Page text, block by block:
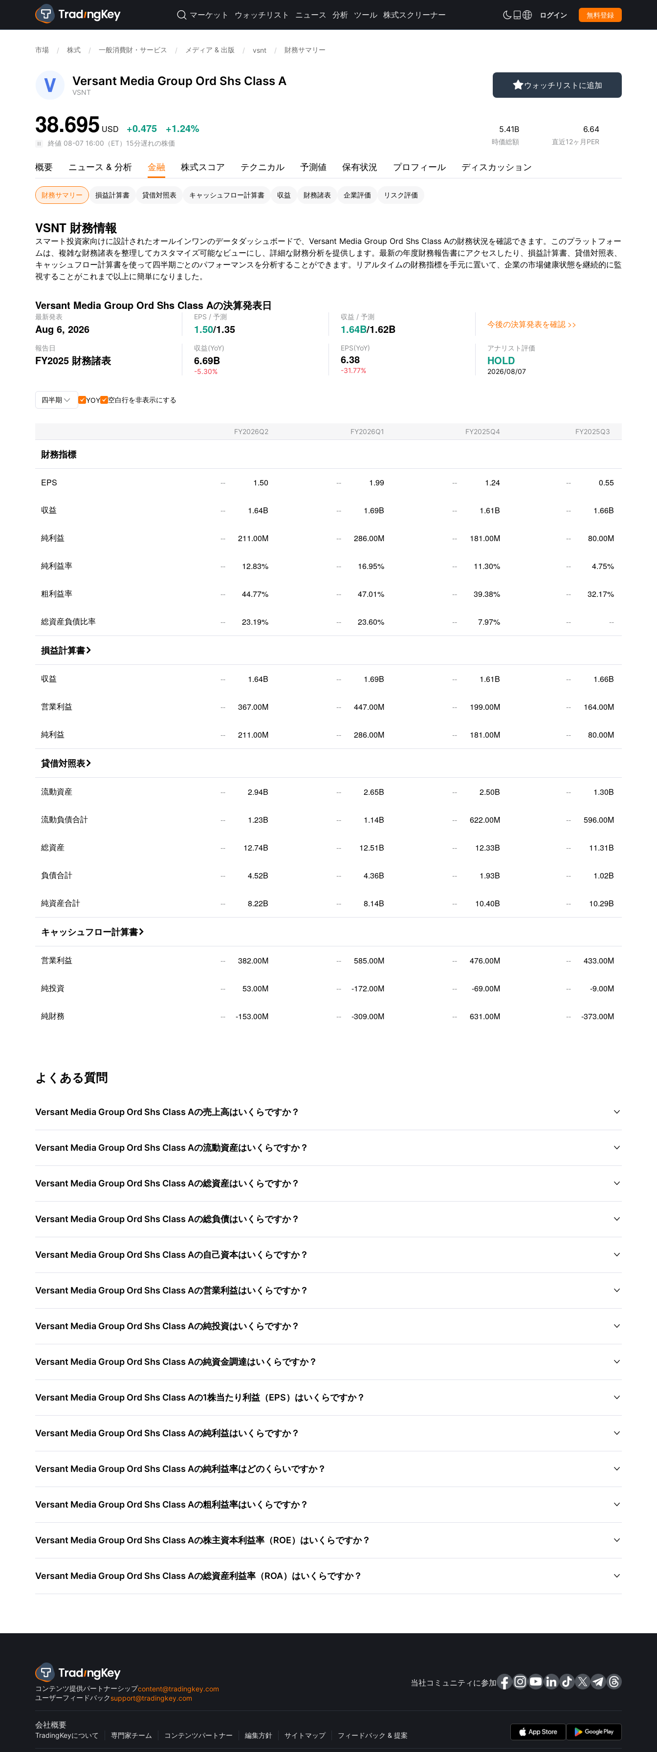
 マーケット ウォッチリスト ニュース 分析 ツール 株式スクリーナー  ログイン 無料登録
市場 / 株式 / 一般消費財・サービス / メディア & 出版 / vsnt / 財務サマリー
Versant Media Group Ord Shs Class A
VSNT
ウォッチリストに追加
38.695 USD +0.475 +1.24%
終値 08-07 16:00 （ET） 15分遅れの株価
5.41B
時価総額
6.64
直近12ヶ月PER
概要 ニュース & 分析 金融 株式スコア テクニカル 予測値 保有状況 プロフィール ディスカッション
財務サマリー 損益計算書 貸借対照表 キャッシュフロー計算書 収益 財務諸表 企業評価 リスク評価
VSNT 財務情報
スマート投資家向けに設計されたオールインワンのデータダッシュボードで、Versant Media Group Ord Shs Class Aの財務状況を確認できます。このプラットフォー
ムは、複雑な財務諸表を整理してカスタマイズ可能なビューにし、詳細な財務分析を提供します。最新の年度財務報告書にアクセスしたり、損益計算書、貸借対照表、
キャッシュフロー計算書を使って四半期ごとのパフォーマンスを分析することができます。リアルタイムの財務指標を手元に置いて、企業の市場健康状態を継続的に監
視することがこれまで以上に簡単になりました。
Versant Media Group Ord Shs Class Aの決算発表日
最新発表
Aug 6, 2026
EPS / 予測
1.50/1.35
収益 / 予測
1.64B/1.62B 今後の決算発表を確認 >>
報告日
FY2025 財務諸表
収益(YoY)
6.69B
-5.30%
EPS(YoY)
6.38
-31.77%
アナリスト評価
HOLD
2026/08/07
四半期 
四半期
年間
YOY  空白行を非表示にする
FY2026Q2 FY2026Q1 FY2025Q4 FY2025Q3
財務指標
EPS -- 1.50 -- 1.99 -- 1.24 -- 0.55
収益 -- 1.64B -- 1.69B -- 1.61B -- 1.66B
純利益 -- 211.00M -- 286.00M -- 181.00M -- 80.00M
純利益率 -- 12.83% -- 16.95% -- 11.30% -- 4.75%
粗利益率 -- 44.77% -- 47.01% -- 39.38% -- 32.17%
総資産負債比率 -- 23.19% -- 23.60% -- 7.97% -- --
損益計算書 
収益 -- 1.64B -- 1.69B -- 1.61B -- 1.66B
営業利益 -- 367.00M -- 447.00M -- 199.00M -- 164.00M
純利益 -- 211.00M -- 286.00M -- 181.00M -- 80.00M
貸借対照表 
流動資産 -- 2.94B -- 2.65B -- 2.50B -- 1.30B
流動負債合計 -- 1.23B -- 1.14B -- 622.00M -- 596.00M
総資産 -- 12.74B -- 12.51B -- 12.33B -- 11.31B
負債合計 -- 4.52B -- 4.36B -- 1.93B -- 1.02B
純資産合計 -- 8.22B -- 8.14B -- 10.40B -- 10.29B
キャッシュフロー計算書 
営業利益 -- 382.00M -- 585.00M -- 476.00M -- 433.00M
純投資 -- 53.00M -- -172.00M -- -69.00M -- -9.00M
純財務 -- -153.00M -- -309.00M -- 631.00M -- -373.00M
よくある質問
Versant Media Group Ord Shs Class Aの売上高はいくらですか？ 
Versant Media Group Ord Shs Class Aの流動資産はいくらですか？ 
Versant Media Group Ord Shs Class Aの総資産はいくらですか？ 
Versant Media Group Ord Shs Class Aの総負債はいくらですか？ 
Versant Media Group Ord Shs Class Aの自己資本はいくらですか？ 
Versant Media Group Ord Shs Class Aの営業利益はいくらですか？ 
Versant Media Group Ord Shs Class Aの純投資はいくらですか？ 
Versant Media Group Ord Shs Class Aの純資金調達はいくらですか？ 
Versant Media Group Ord Shs Class Aの1株当たり利益（EPS）はいくらですか？ 
Versant Media Group Ord Shs Class Aの純利益はいくらですか？ 
Versant Media Group Ord Shs Class Aの純利益率はどのくらいですか？ 
Versant Media Group Ord Shs Class Aの粗利益率はいくらですか？ 
Versant Media Group Ord Shs Class Aの株主資本利益率（ROE）はいくらですか？ 
Versant Media Group Ord Shs Class Aの総資産利益率（ROA）はいくらですか？ 
コンテンツ提供パートナーシップcontent@tradingkey.com
ユーザーフィードバックsupport@tradingkey.com
当社コミュニティに参加
会社概要
TradingKeyについて 専門家チーム コンテンツパートナー 編集方針 サイトマップ フィードバック & 提案